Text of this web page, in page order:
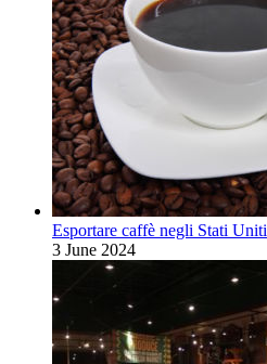
Esportare caffè negli Stati Uniti
3 June 2024